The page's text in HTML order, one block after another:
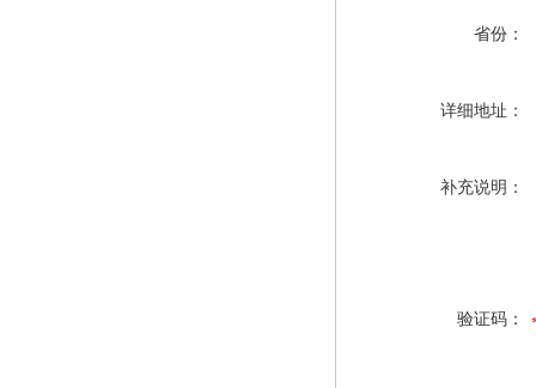
省份：
详细地址：
补充说明：
验证码：